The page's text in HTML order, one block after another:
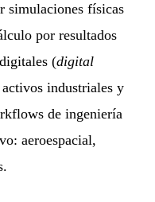
simulaciones físicas
por resultados
(digital
industriales y
de ingeniería
aeroespacial,